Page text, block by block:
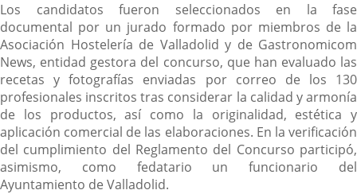
Los candidatos fueron seleccionados en la fase
documental por un jurado formado por miembros de la
Asociación Hostelería de Valladolid y de Gastronomicom
News, entidad gestora del concurso, que han evaluado las
recetas y fotografías enviadas por correo de los 130
profesionales inscritos tras considerar la calidad y armonía
de los productos, así como la originalidad, estética y
aplicación comercial de las elaboraciones. En la verificación
del cumplimiento del Reglamento del Concurso participó,
asimismo, como fedatario un funcionario del
Ayuntamiento de Valladolid.